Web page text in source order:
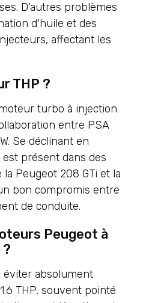
D'autres problèmes
d'huile et des
affectant les
THP ?
turbo à injection
entre PSA
Se déclinant en
présent dans des
Peugeot 208 GTi et la
bon compromis entre
de conduite.
Peugeot à
éviter absolument
THP, souvent pointé